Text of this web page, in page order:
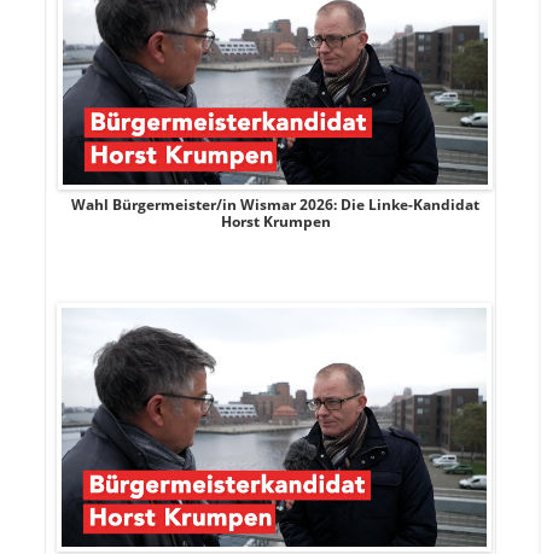
Wahl Bürgermeister/in Wismar 2026: Die Linke-Kandidat
Horst Krumpen